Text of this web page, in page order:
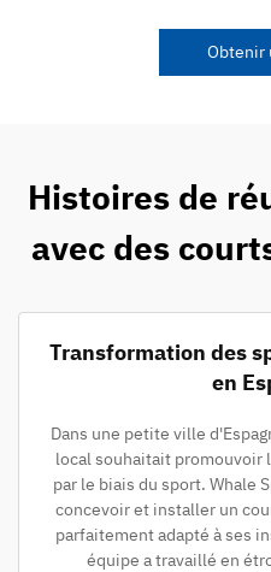
Obtenir
Histoires de
avec des
Transformation des
en
Dans une petite ville
local souhaitait promouvoir
par le biais du sport. Whale
concevoir et installer un
parfaitement adapté à ses
équipe a travaillé en